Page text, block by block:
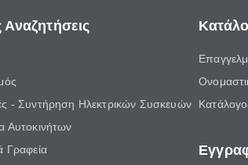
Αναζητήσεις
- Συντήρηση Ηλεκτρικών Συσκευών
Αυτοκινήτων
Γραφεία